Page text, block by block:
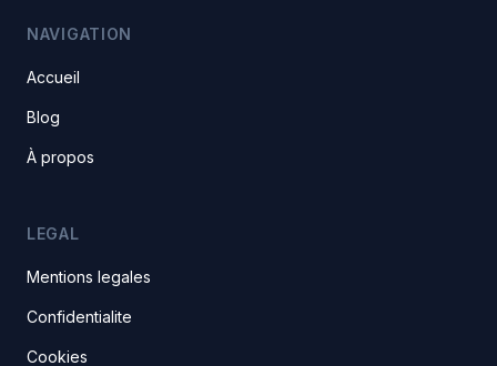
NAVIGATION
Accueil
Blog
À propos
LEGAL
Mentions legales
Confidentialite
Cookies